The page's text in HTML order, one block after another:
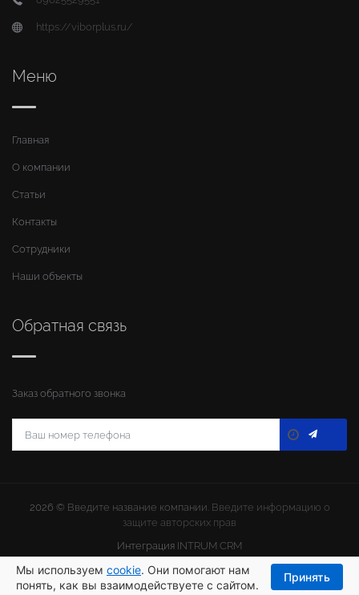
Мы используем cookie. Они помогают нам
понять, как вы взаимодействуете с сайтом.
Принять
https://viborplus.ru/
Меню
Главная
О компании
Статьи
Контакты
Сотрудники
Наши объекты
Обратная связь
Заказ обратного звонка
2026 © Введите название компании. Введите информацию о
защите авторских прав
Интеграция INTRUM CRM